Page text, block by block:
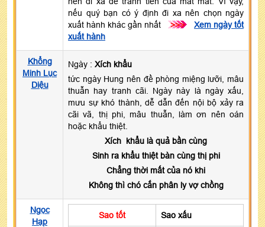
nếu quý bạn có ý định đi xa nên chọn ngày
xuất hành khác gần nhất
>>>
Xem ngày tốt
xuất hành
Khổng
Minh Lục
Diệu
Ngày : Xích khẩu
tức ngày Hung nên đề phòng miệng lưỡi, mâu
thuẫn hay tranh cãi. Ngày này là ngày xấu,
mưu sự khó thành, dễ dẫn đến nội bộ xảy ra
cãi vã, thị phi, mâu thuẫn, làm ơn nên oán
hoặc khẩu thiệt.
Xích khẩu là quả bần cùng
Sinh ra khẩu thiệt bàn cùng thị phi
Chẳng thời mất của nó khi
Không thì chó cắn phân ly vợ chồng
Ngọc
Hạp
Sao tốt Sao xấu